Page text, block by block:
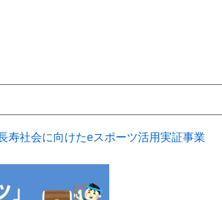
寿社会に向けたeスポーツ活用実証事業